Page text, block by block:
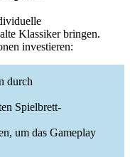
Klassiker bringen.
investieren:
durch
Spielbrett-
um das Gameplay